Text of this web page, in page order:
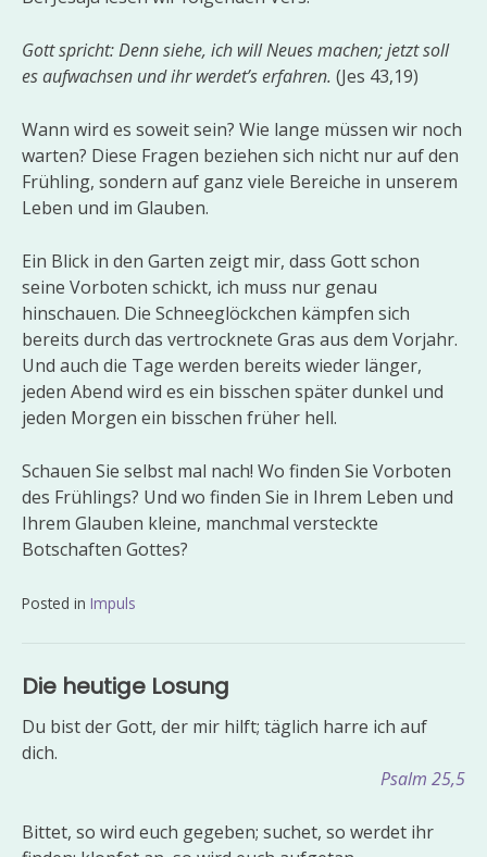
Gott spricht: Denn siehe, ich will Neues machen; jetzt soll
es aufwachsen und ihr werdet’s erfahren. (Jes 43,19)
Wann wird es soweit sein? Wie lange müssen wir noch
warten? Diese Fragen beziehen sich nicht nur auf den
Frühling, sondern auf ganz viele Bereiche in unserem
Leben und im Glauben.
Ein Blick in den Garten zeigt mir, dass Gott schon
seine Vorboten schickt, ich muss nur genau
hinschauen. Die Schneeglöckchen kämpfen sich
bereits durch das vertrocknete Gras aus dem Vorjahr.
Und auch die Tage werden bereits wieder länger,
jeden Abend wird es ein bisschen später dunkel und
jeden Morgen ein bisschen früher hell.
Schauen Sie selbst mal nach! Wo finden Sie Vorboten
des Frühlings? Und wo finden Sie in Ihrem Leben und
Ihrem Glauben kleine, manchmal versteckte
Botschaften Gottes?
Posted in Impuls
Die heutige Losung
Du bist der Gott, der mir hilft; täglich harre ich auf
dich.
Psalm 25,5
Bittet, so wird euch gegeben; suchet, so werdet ihr